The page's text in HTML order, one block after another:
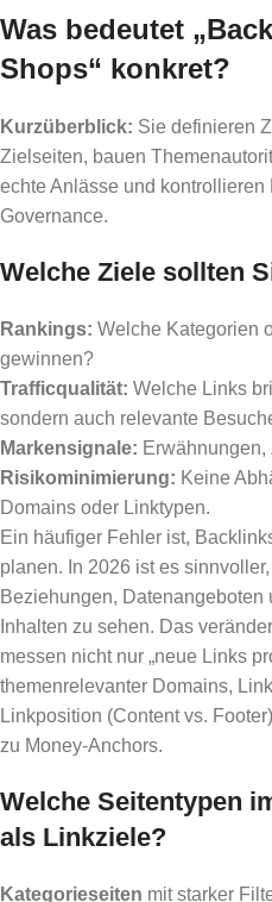
Was bedeutet
Shops“ konkret?
Kurzüberblick: Sie definieren
Zielseiten, bauen
echte Anlässe und
Governance.
Welche Ziele sollten
Rankings: Welche Kategorien
gewinnen?
Trafficqualität: Welche Links
sondern auch relevante
Markensignale:
Risikominimierung: Keine
Domains oder Linktypen.
Ein häufiger Fehler ist,
planen. In 2026 ist es
Beziehungen,
Inhalten zu sehen. Das
messen nicht nur „neue Links
themenrelevanter Domains,
Linkposition (Content vs.
zu Money-Anchors.
Welche Seitentypen
als Linkziele?
Kategorieseiten mit starker